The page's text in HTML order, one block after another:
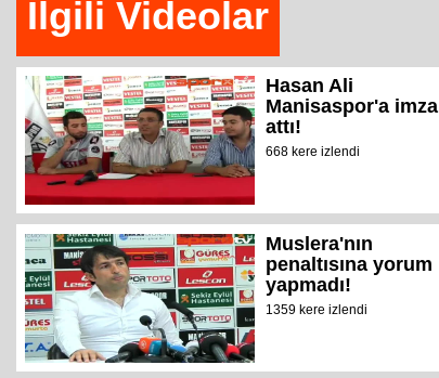
İlgili Videolar
Hasan Ali
Manisaspor'a imza
attı!
668 kere izlendi
Muslera'nın
penaltısına yorum
yapmadı!
1359 kere izlendi